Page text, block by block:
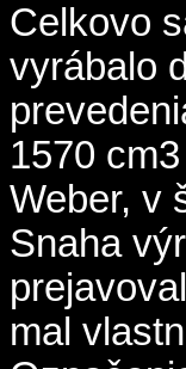
Celkovo
vyrábalo
1570
Weber, v
Snaha
mal